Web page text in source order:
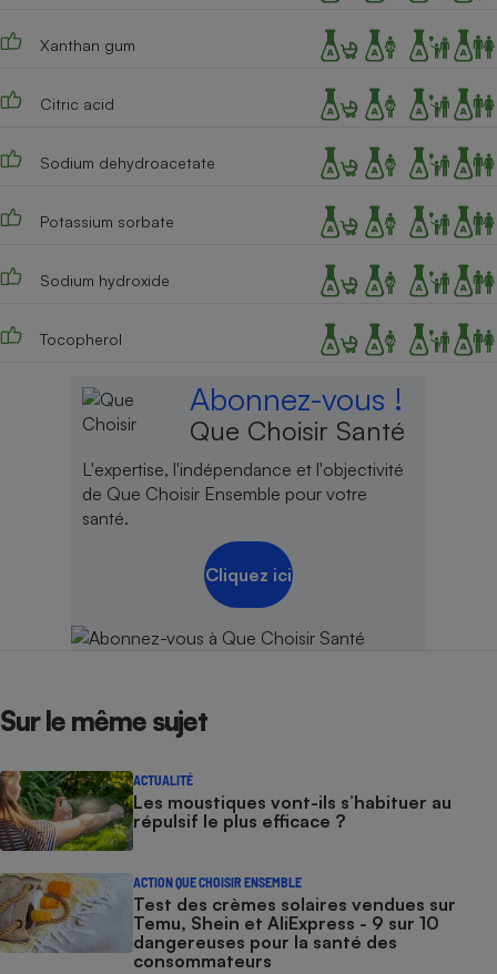
Xanthan gum
Citric acid
Sodium dehydroacetate
Potassium sorbate
Sodium hydroxide
Tocopherol
Abonnez-vous !
Que Choisir Santé
L'expertise, l'indépendance et l'objectivité
de Que Choisir Ensemble pour votre
santé.
Cliquez ici
Sur le même sujet
ACTUALITÉ
Les moustiques vont-ils s’habituer au
répulsif le plus efficace ?
ACTION QUE CHOISIR ENSEMBLE
Test des crèmes solaires vendues sur
Temu, Shein et AliExpress - 9 sur 10
dangereuses pour la santé des
consommateurs